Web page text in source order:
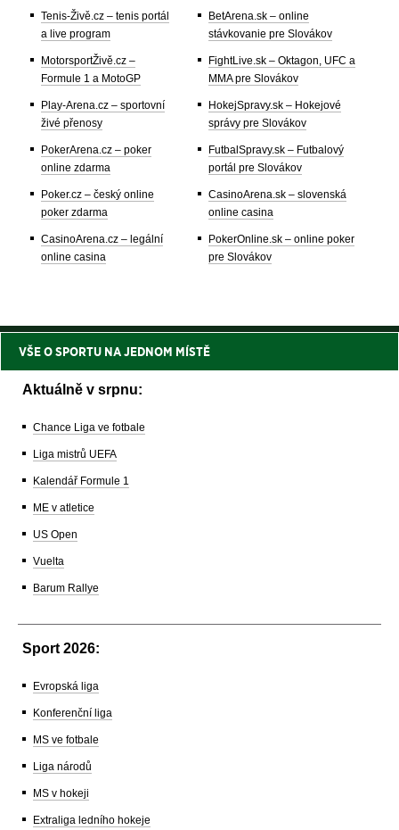
Tenis-Živě.cz – tenis portál
a live program
MotorsportŽivě.cz –
Formule 1 a MotoGP
Play-Arena.cz – sportovní
živé přenosy
PokerArena.cz – poker
online zdarma
Poker.cz – český online
poker zdarma
CasinoArena.cz – legální
online casina
BetArena.sk – online
stávkovanie pre Slovákov
FightLive.sk – Oktagon, UFC a
MMA pre Slovákov
HokejSpravy.sk – Hokejové
správy pre Slovákov
FutbalSpravy.sk – Futbalový
portál pre Slovákov
CasinoArena.sk – slovenská
online casina
PokerOnline.sk – online poker
pre Slovákov
VŠE O SPORTU NA JEDNOM MÍSTĚ
Aktuálně v srpnu:
Chance Liga ve fotbale
Liga mistrů UEFA
Kalendář Formule 1
ME v atletice
US Open
Vuelta
Barum Rallye
Sport 2026:
Evropská liga
Konferenční liga
MS ve fotbale
Liga národů
MS v hokeji
Extraliga ledního hokeje